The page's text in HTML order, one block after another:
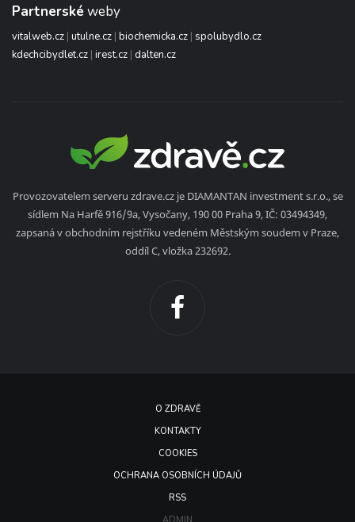
Partnerské weby
vitalweb.cz | utulne.cz | biochemicka.cz | spolubydlo.cz
kdechcibydlet.cz | irest.cz | dalten.cz
Provozovatelem serveru zdrave.cz je DIAMANTAN investment s.r.o., se
sídlem Na Harfě 916/9a, Vysočany, 190 00 Praha 9, IČ: 03494349,
zapsaná v obchodním rejstříku vedeném Městským soudem v Praze,
oddíl C, vložka 232692.
O ZDRAVĚ
KONTAKTY
COOKIES
OCHRANA OSOBNÍCH ÚDAJŮ
RSS